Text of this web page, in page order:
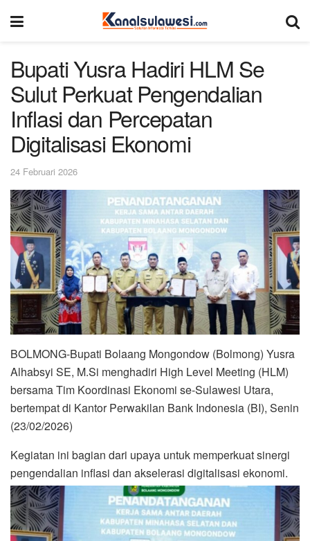
Bupati Yusra Hadiri HLM Se
Sulut Perkuat Pengendalian
Inflasi dan Percepatan
Digitalisasi Ekonomi
24 Februari 2026
BOLMONG-Bupati Bolaang Mongondow (Bolmong) Yusra
Alhabsyi SE, M.Si menghadiri High Level Meeting (HLM)
bersama Tim Koordinasi Ekonomi se-Sulawesi Utara,
bertempat di Kantor Perwakilan Bank Indonesia (BI), Senin
(23/02/2026)
Kegiatan ini bagian dari upaya untuk memperkuat sinergi
pengendalian inflasi dan akselerasi digitalisasi ekonomi.